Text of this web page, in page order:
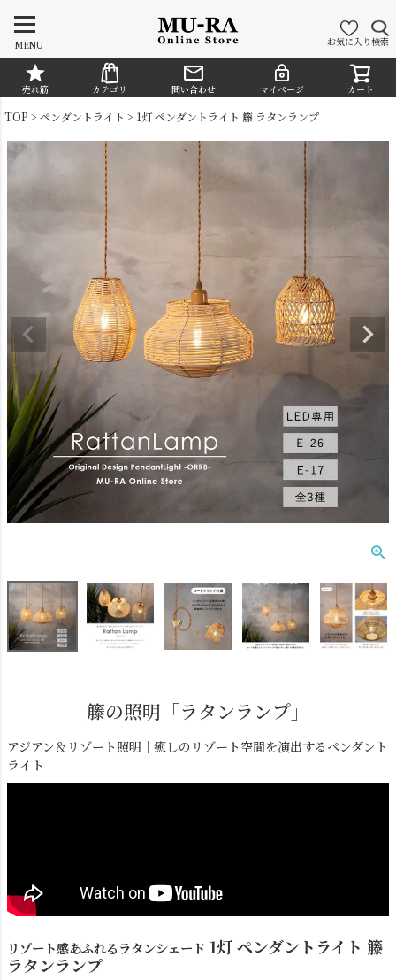
MENU お気に入り検索
CATEGORY
シャンデリア ペンダントライト
ブラケットライト
シーリングライト
売れ筋 カテゴリ 問い合わせ マイページ カート
TOP ペンダントライト 1灯 ペンダントライト 籐 ラタンランプ
籐の照明「ラタンランプ」
アジアン＆リゾート照明｜癒しのリゾート空間を演出するペンダント
ライト
リゾート感あふれるラタンシェード 1灯 ペンダントライト 籐
ラタンランプ